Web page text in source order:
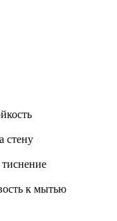
стену
тиснение
к мытью